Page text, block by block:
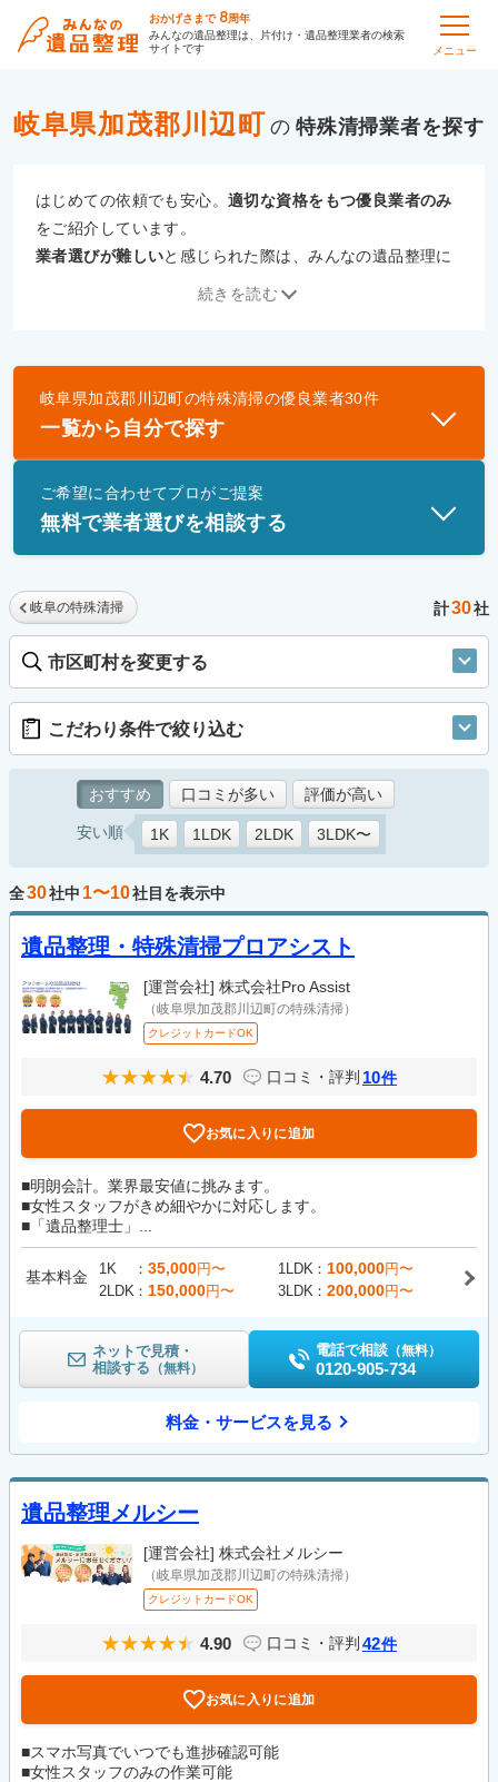
おかげさまで 8周年
みんなの遺品整理は、片付け・遺品整理業者の検索
サイトです
メニュー
岐阜県加茂郡川辺町 の 特殊清掃
はじめての依頼でも安心。適切な資格をもつ優良業者のみ
をご紹介しています。
業者選びが難しいと感じられた際は、みんなの遺品整理に
優良業者とは
一般財団法人遺品整理認定協会、および一般社団法
士」資格を持つ事業者のみ掲載しています。
続きを読む
岐阜県加茂郡川辺町の特殊清掃の優良業者30件
一覧から自分で探す
ご希望に合わせてプロがご提案
無料で業者選びを相談する
岐阜の特殊清掃 計30社
市区町村を変更する
こだわり条件で絞り込む
おすすめ 口コミが多い 評価が高い
安い順 1K 1LDK 2LDK 3LDK〜
全30社中 1〜10社目を表示中
遺品整理・特殊清掃プロアシスト
[運営会社] 株式会社Pro Assist
（岐阜県加茂郡川辺町の特殊清掃）
クレジットカードOK
4.70 口コミ・評判 10件
お気に入りに追加
■明朗会計。業界最安値に挑みます。
■女性スタッフがきめ細やかに対応します。
■「遺品整理士」...
基本料金 1K 35,000円〜 1LDK 100,000円〜
2LDK
150,000円〜 3LDK 200,000円〜
ネットで見積・
相談する （無料）
電話で相談 （無料）
0120-905-734
料金・サービスを見る
遺品整理メルシー
[運営会社] 株式会社メルシー
（岐阜県加茂郡川辺町の特殊清掃）
クレジットカードOK
4.90 口コミ・評判 42件
お気に入りに追加
■スマホ写真でいつでも進捗確認可能
■女性スタッフのみの作業可能